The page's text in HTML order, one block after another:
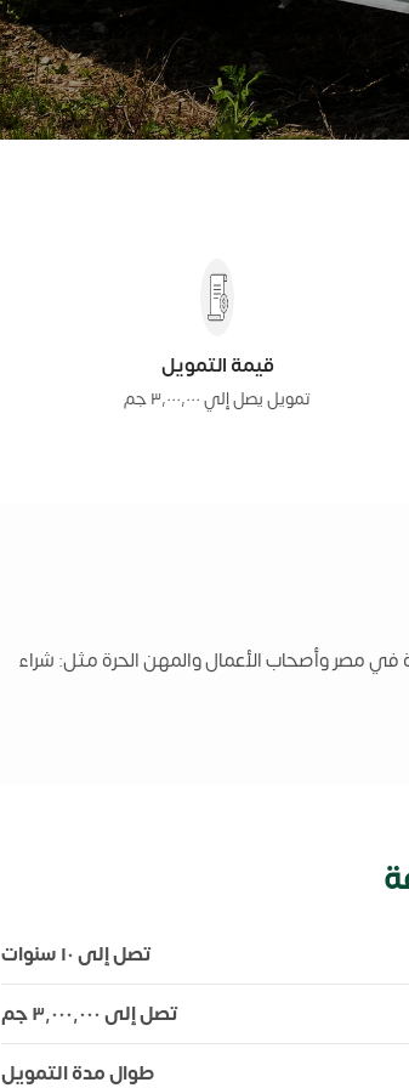
قيمة التمويل
تمويل يصل إلي ٣٬٠٠٠٬٠٠٠ جم
في مصر وأصحاب الأعمال والمهن الحرة مثل: شراء
تصل إلى ١٠ سنوات
تصل إلى ٣,٠٠٠,٠٠٠ جم
طوال مدة التمويل